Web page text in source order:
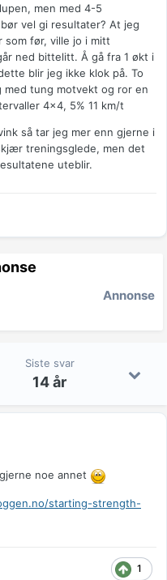
men med 4-5
vel gi resultater? At jeg
som før, ville jo i mitt
ned bittelitt. Å gå fra 1 økt i
blir jeg ikke klok på. To
tung motvekt og ror en
4x4, 5% 11 km/t
så tar jeg mer enn gjerne i
treningsglede, men det
uteblir.
Annonse
Siste svar
14 år
noe annet
starting-strength-
1